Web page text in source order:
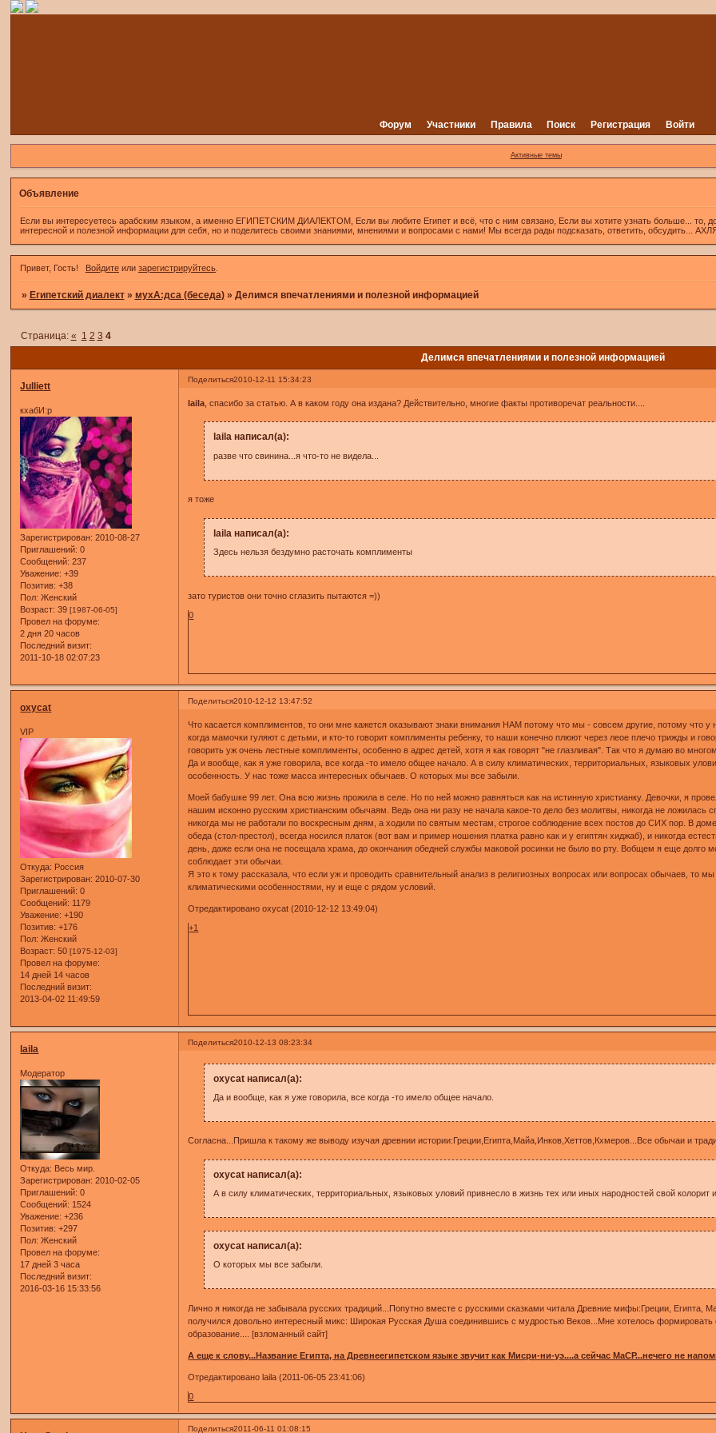
Форум Участники Правила Поиск Регистрация Войти
Активные темы
Объявление
Если вы интересуетесь арабским языком, а именно ЕГИПЕТСКИМ ДИАЛЕКТОМ, Если вы любите Египет и всё, что с ним связано, Если вы хотите узнать больше... то,
интересной и полезной информации для себя, но и поделитесь своими знаниями, мнениями и вопросами с нами! Мы всегда рады подсказать, ответить, обсудить...
Привет, Гость! Войдитеили зарегистрируйтесь.
» Египетский диалект » мухА:дса (беседа) » Делимся впечатлениями и полезной информацией
Делимся впечатлениями и полезной информацией
Страница: « 1 2 3 4
Поделиться2010-12-11 15:34:23
Julliett
кхабИ:р
Зарегистрирован: 2010-08-27
Приглашений: 0
Сообщений: 237
Уважение: +39
Позитив: +38
Пол: Женский
Возраст: 39[1987-06-05]
Провел на форуме:
2 дня 20 часов
Последний визит:
2011-10-18 02:07:23
laila , спасибо за статью. А в каком году она издана? Действительно, многие факты противоречат реальности....
laila написал(а):
разве что свинина...я что-то не видела...
я тоже
laila написал(а):
Здесь нельзя бездумно расточать комплименты
зато туристов они точно сглазить пытаются =))
0
Поделиться2010-12-12 13:47:52
oxycat
VIP
Откуда: Россия
Зарегистрирован: 2010-07-30
Приглашений: 0
Сообщений: 1179
Уважение: +190
Позитив: +176
Пол: Женский
Возраст: 50[1975-12-03]
Провел на форуме:
14 дней 14 часов
Последний визит:
2013-04-02 11:49:59
Что касается комплиментов, то они мне кажется оказывают знаки внимания НАМ потому что мы - совсем другие, потому что
когда мамочки гуляют с детьми, и кто-то говорит комплименты ребенку, то наши конечно плюют через леое плечо трижды и
говорить уж очень лестные комплименты, особенно в адрес детей, хотя я как говорят "не глазливая". Так что я думаю во
Да и вообще, как я уже говорила, все когда -то имело общее начало. А в силу климатических, территориальных, языковых
особенность. У нас тоже масса интересных обычаев. О которых мы все забыли.
Моей бабушке 99 лет. Она всю жизнь прожила в селе. Но по ней можно равняться как на истинную христианку. Девочки, я
нашим исконно русским христианским обычаям. Ведь она ни разу не начала какое-то дело без молитвы, никогда не ложилась
никогда мы не работали по воскресным дням, а ходили по святым местам, строгое соблюдение всех постов до СИХ пор. В
обеда (стол-престол), всегда носился платок (вот вам и пример ношения платка равно как и у египтян хиджаб), и никогда
день, даже если она не посещала храма, до окончания обедней службы маковой росинки не было во рту. Вобщем я еще
соблюдает эти обычаи.
Я это к тому рассказала, что если уж и проводить сравнительный анализ в религиозных вопросах или вопросах обычаев, то
климатическими особенностями, ну и еще с рядом условий.
Отредактировано oxycat (2010-12-12 13:49:04)
+1
Поделиться2010-12-13 08:23:34
laila
Модератор
Откуда: Весь мир.
Зарегистрирован: 2010-02-05
Приглашений: 0
Сообщений: 1524
Уважение: +236
Позитив: +297
Пол: Женский
Провел на форуме:
17 дней 3 часа
Последний визит:
2016-03-16 15:33:56
oxycat написал(а):
Да и вообще, как я уже говорила, все когда -то имело общее начало.
Согласна...Пришла к такому же выводу изучая древнии истории:Греции,Египта,Майа,Инков,Хеттов,Кхмеров...Все обычаи и
oxycat написал(а):
А в силу климатических, территориальных, языковых уловий привнесло в жизнь тех или иных народностей свой колорит
oxycat написал(а):
О которых мы все забыли.
Лично я никогда не забывала русских традиций...Попутно вместе с русскими сказками читала Древние мифы:Греции, Египта,
получился довольно интересный микс: Широкая Русская Душа соединившись с мудростью Веков...Мне хотелось
образование.... [взломанный сайт]
А еще к слову...Название Египта, на Древнеегипетском языке звучит как Мисри-ни-уэ....а сейчас МаСР...нечего не
Отредактировано laila (2011-06-05 23:41:06)
0
Поделиться2011-06-11 01:08:15